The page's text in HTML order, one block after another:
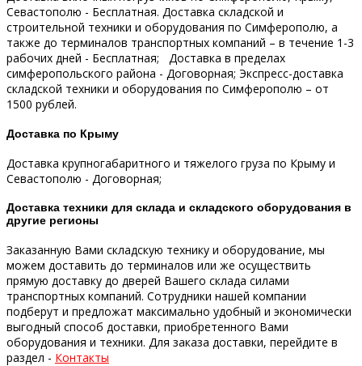
Севастополю - Бесплатная. Доставка складской и
строительной техники и оборудования по Симферополю, а
также до терминалов транспортных компаний – в течение 1-3
рабочих дней - Бесплатная; Доставка в пределах
симферопольского района - Договорная; Экспресс-доставка
складской техники и оборудования по Симферополю – от
1500 рублей.
Доставка по Крыму
Доставка крупногабаритного и тяжелого груза по Крыму и
Севастополю - Договорная;
Доставка техники для склада и складского оборудования в
другие регионы
Заказанную Вами складскую технику и оборудование, мы
можем доставить до терминалов или же осуществить
прямую доставку до дверей Вашего склада силами
транспортных компаний. Сотрудники нашей компании
подберут и предложат максимально удобный и экономически
выгодный способ доставки, приобретенного Вами
оборудования и техники. Для заказа доставки, перейдите в
раздел - Контакты